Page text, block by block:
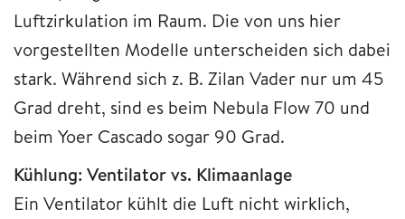
Luftzirkulation im Raum. Die von uns hier
vorgestellten Modelle unterscheiden sich dabei
stark. Während sich z. B. Zilan Vader nur um 45
Grad dreht, sind es beim Nebula Flow 70 und
beim Yoer Cascado sogar 90 Grad.
Kühlung: Ventilator vs. Klimaanlage
Ein Ventilator kühlt die Luft nicht wirklich,